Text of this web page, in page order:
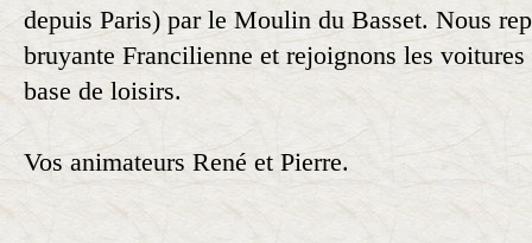
depuis Paris) par le Moulin du Basset. Nous
bruyante Francilienne et rejoignons les
base de loisirs.
Vos animateurs René et Pierre.